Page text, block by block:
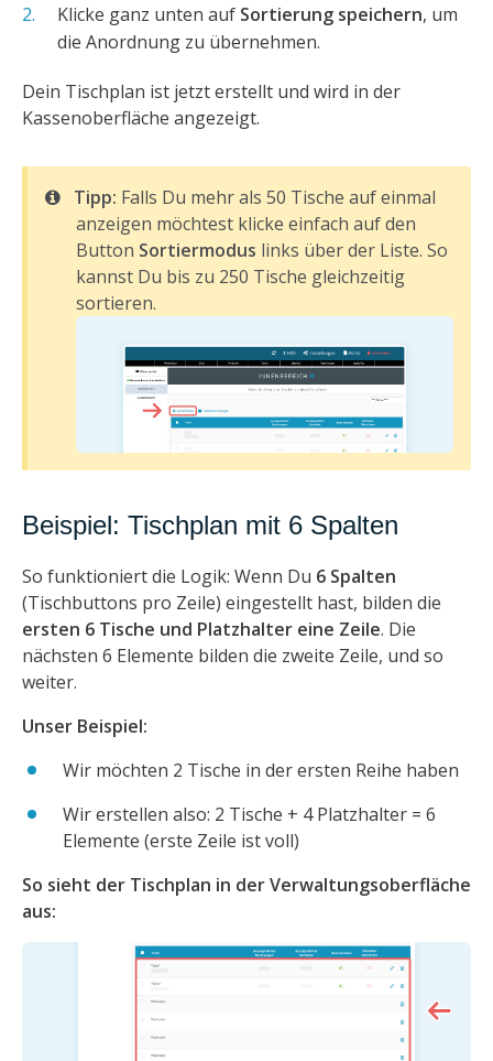
Klicke ganz unten auf Sortierung speichern, um
die Anordnung zu übernehmen.
Dein Tischplan ist jetzt erstellt und wird in der
Kassenoberfläche angezeigt.
Tipp: Falls Du mehr als 50 Tische auf einmal
anzeigen möchtest klicke einfach auf den
Button Sortiermodus links über der Liste. So
kannst Du bis zu 250 Tische gleichzeitig
sortieren.
Beispiel: Tischplan mit 6 Spalten
So funktioniert die Logik: Wenn Du 6 Spalten
(Tischbuttons pro Zeile) eingestellt hast, bilden die
ersten 6 Tische und Platzhalter eine Zeile. Die
nächsten 6 Elemente bilden die zweite Zeile, und so
weiter.
Unser Beispiel:
Wir möchten 2 Tische in der ersten Reihe haben
Wir erstellen also: 2 Tische + 4 Platzhalter = 6
Elemente (erste Zeile ist voll)
So sieht der Tischplan in der Verwaltungsoberfläche
aus: